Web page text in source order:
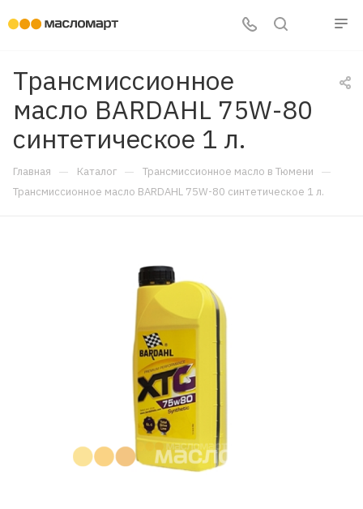
Трансмиссионное
масло BARDAHL 75W-80
синтетическое 1 л.
Главная — Каталог — Трансмиссионное масло в Тюмени —
Трансмиссионное масло BARDAHL 75W-80 синтетическое 1 л.